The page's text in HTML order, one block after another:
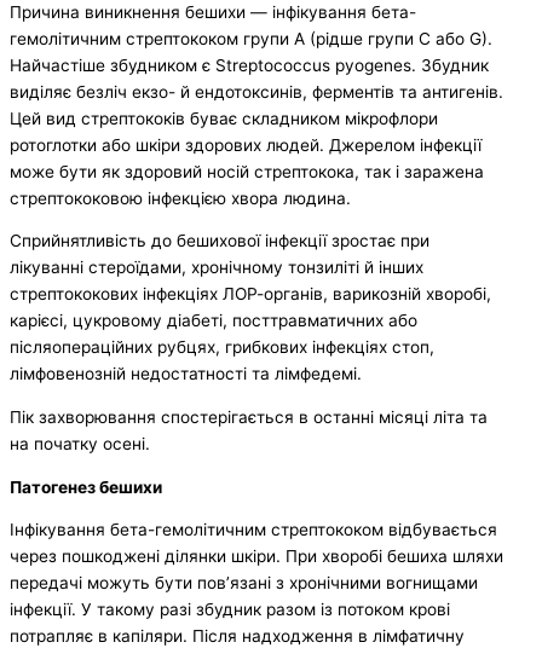
Причина виникнення бешихи — інфікування бета-
гемолітичним стрептококом групи A (рідше групи C або G).
Найчастіше збудником є Streptococcus pyogenes. Збудник
виділяє безліч екзо- й ендотоксинів, ферментів та антигенів.
Цей вид стрептококів буває складником мікрофлори
ротоглотки або шкіри здорових людей. Джерелом інфекції
може бути як здоровий носій стрептокока, так і заражена
стрептококовою інфекцією хвора людина.
Сприйнятливість до бешихової інфекції зростає при
лікуванні стероїдами, хронічному тонзиліті й інших
стрептококових інфекціях ЛОР-органів, варикозній хворобі,
карієсі, цукровому діабеті, посттравматичних або
післяопераційних рубцях, грибкових інфекціях стоп,
лімфовенозній недостатності та лімфедемі.
Пік захворювання спостерігається в останні місяці літа та
на початку осені.
Патогенез бешихи
Інфікування бета-гемолітичним стрептококом відбувається
через пошкоджені ділянки шкіри. При хворобі бешиха шляхи
передачі можуть бути пов’язані з хронічними вогнищами
інфекції. У такому разі збудник разом із потоком крові
потрапляє в капіляри. Після надходження в лімфатичну